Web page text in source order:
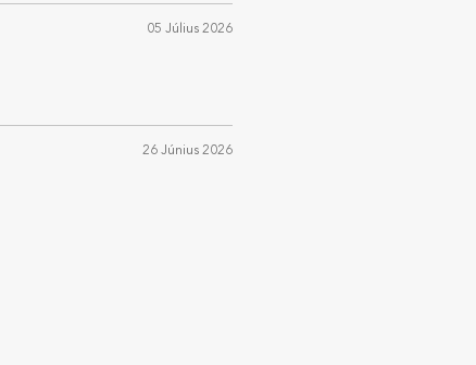
05 Július 2026
26 Június 2026